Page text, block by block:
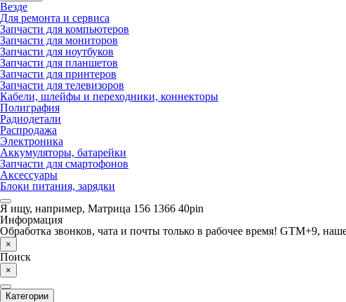
Везде
Для ремонта и сервиса
Запчасти для компьютеров
Запчасти для мониторов
Запчасти для ноутбуков
Запчасти для планшетов
Запчасти для принтеров
Запчасти для телевизоров
Кабели, шлейфы и переходники, коннекторы
Полиграфия
Радиодетали
Распродажа
Электроника
Аккумуляторы, батарейки
Запчасти для смартофонов
Аксессуары
Блоки питания, зарядки
Я ищу, например, Матрица 156 1366 40pin
Информация
Обработка звонков, чата и почты только в рабочее время! GTM+9,
×
Поиск
×
Категории